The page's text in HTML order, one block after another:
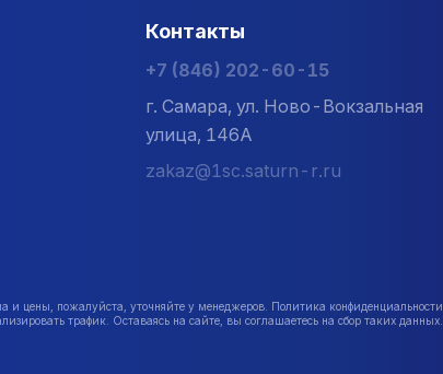
Контакты
+7 (846) 202-60-15
г. Самара, ул. Ново-Вокзальная
улица, 146А
zakaz@1sc.saturn-r.ru
пожалуйста, уточняйте у менеджеров. Политика конфиденциальности
трафик. Оставаясь на сайте, вы соглашаетесь на сбор таких данных.